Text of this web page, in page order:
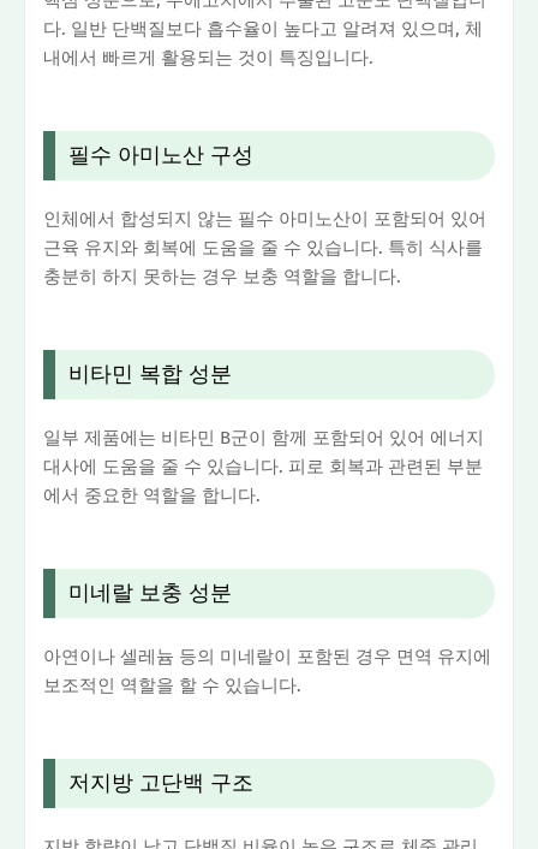
다. 일반 단백질보다 흡수율이 높다고 알려져 있으며, 체
내에서 빠르게 활용되는 것이 특징입니다.
필수 아미노산 구성
인체에서 합성되지 않는 필수 아미노산이 포함되어 있어
근육 유지와 회복에 도움을 줄 수 있습니다. 특히 식사를
충분히 하지 못하는 경우 보충 역할을 합니다.
비타민 복합 성분
일부 제품에는 비타민 B군이 함께 포함되어 있어 에너지
대사에 도움을 줄 수 있습니다. 피로 회복과 관련된 부분
에서 중요한 역할을 합니다.
미네랄 보충 성분
아연이나 셀레늄 등의 미네랄이 포함된 경우 면역 유지에
보조적인 역할을 할 수 있습니다.
저지방 고단백 구조